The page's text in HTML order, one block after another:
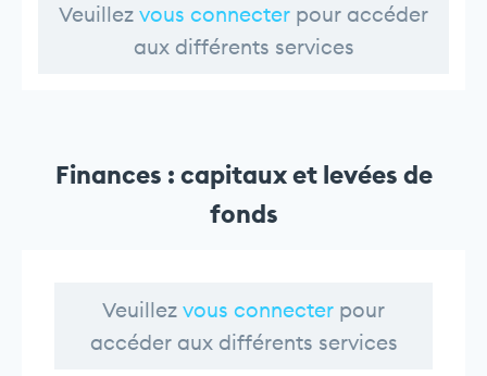
Veuillez vous connecter pour accéder
aux différents services
Finances : capitaux et levées de
fonds
Veuillez vous connecter pour
accéder aux différents services